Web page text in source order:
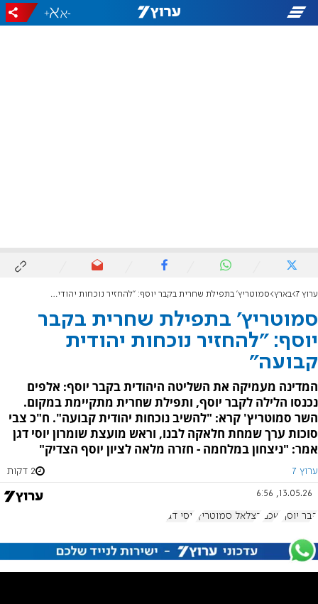
-
+
ערוץ 7 בארץ סמוטריץ' בתפילת שחרית בקבר יוסף: "להחזיר נוכחות יהודית קבועה"
סמוטריץ' בתפילת שחרית בקבר
יוסף: "להחזיר נוכחות יהודית
קבועה"
המדינה מעמיקה את השליטה היהודית בקבר יוסף: אלפים
נכנסו הלילה לקבר יוסף, ותפילת שחרית מתקיימת במקום.
השר סמוטריץ' קרא: "להשיב נוכחות יהודית קבועה". ח"כ צבי
סוכות ערך שמחת חלאקה לבנו, וראש מועצת שומרון יוסי דגן
אמר: "ניצחון במלחמה - חזרה מלאה לציון יוסף הצדיק"
ערוץ 7 2 דקות
13.05.26, 6:56
קבר יוסף שכם בצלאל סמוטריץ' יוסי דגן